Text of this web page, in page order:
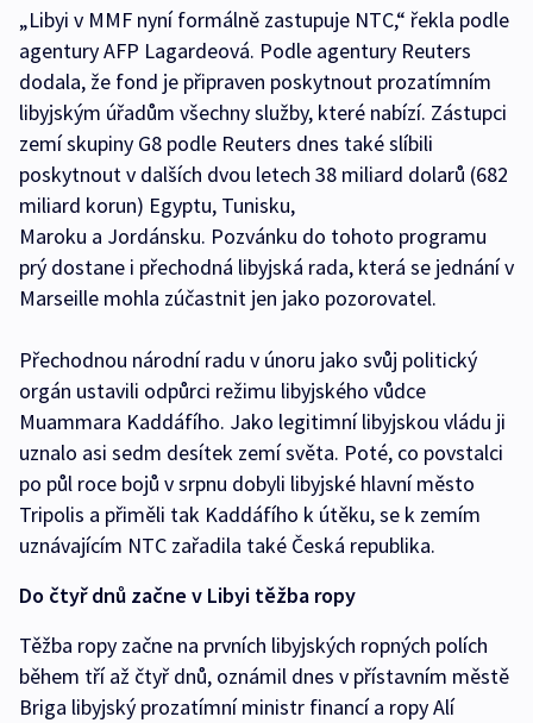
„Libyi v MMF nyní formálně zastupuje NTC,“ řekla podle
agentury AFP Lagardeová. Podle agentury Reuters
dodala, že fond je připraven poskytnout prozatímním
libyjským úřadům všechny služby, které nabízí. Zástupci
zemí skupiny G8 podle Reuters dnes také slíbili
poskytnout v dalších dvou letech 38 miliard dolarů (682
miliard korun) Egyptu, Tunisku,
Maroku a Jordánsku. Pozvánku do tohoto programu
prý dostane i přechodná libyjská rada, která se jednání v
Marseille mohla zúčastnit jen jako pozorovatel.
Přechodnou národní radu v únoru jako svůj politický
orgán ustavili odpůrci režimu libyjského vůdce
Muammara Kaddáfího. Jako legitimní libyjskou vládu ji
uznalo asi sedm desítek zemí světa. Poté, co povstalci
po půl roce bojů v srpnu dobyli libyjské hlavní město
Tripolis a přiměli tak Kaddáfího k útěku, se k zemím
uznávajícím NTC zařadila také Česká republika.
Do čtyř dnů začne v Libyi těžba ropy
Těžba ropy začne na prvních libyjských ropných polích
během tří až čtyř dnů, oznámil dnes v přístavním městě
Briga libyjský prozatímní ministr financí a ropy Alí